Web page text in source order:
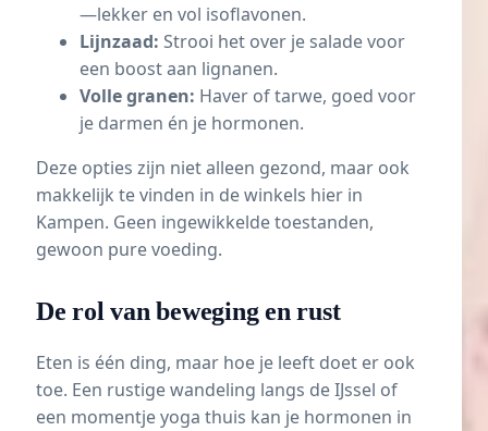
—lekker en vol isoflavonen.
Lijnzaad: Strooi het over je salade voor
een boost aan lignanen.
Volle granen: Haver of tarwe, goed voor
je darmen én je hormonen.
Deze opties zijn niet alleen gezond, maar ook
makkelijk te vinden in de winkels hier in
Kampen. Geen ingewikkelde toestanden,
gewoon pure voeding.
De rol van beweging en rust
Eten is één ding, maar hoe je leeft doet er ook
toe. Een rustige wandeling langs de IJssel of
een momentje yoga thuis kan je hormonen in